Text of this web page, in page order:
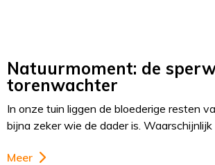
Natuurmoment: de
torenwachter
In onze tuin liggen de bloederige resten
bijna zeker wie de dader is.
Meer